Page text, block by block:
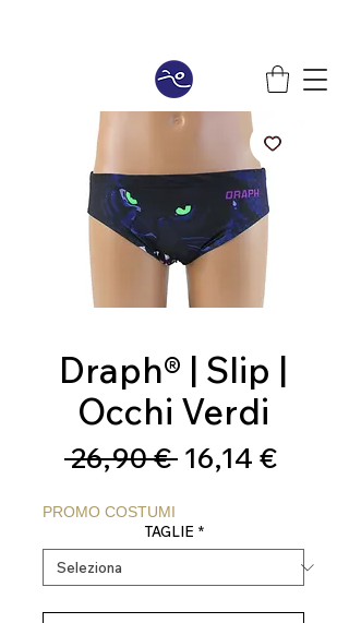
Draph® | Slip |
Occhi Verdi
26,90 € Prezzo
16,14 €Prezzo
PROMO COSTUMI
TAGLIE *